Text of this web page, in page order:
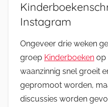
Instagram
Ongeveer drie weken
groep Kinderboeken op
waanzinnig snel groeit
gepromoot worden,
discussies worden